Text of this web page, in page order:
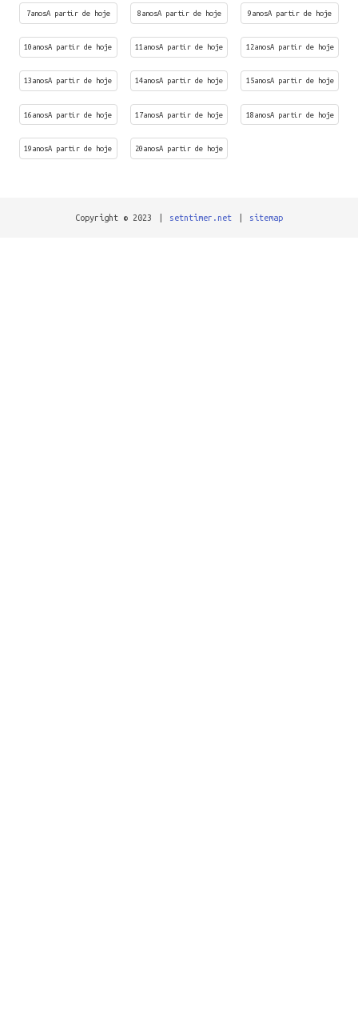
7anosA partir de hoje 8anosA partir de hoje 9anosA partir de hoje
10anosA partir de hoje 11anosA partir de hoje 12anosA partir de hoje
13anosA partir de hoje 14anosA partir de hoje 15anosA partir de hoje
16anosA partir de hoje 17anosA partir de hoje 18anosA partir de hoje
19anosA partir de hoje 20anosA partir de hoje
Copyright © 2023 setntimer.net sitemap